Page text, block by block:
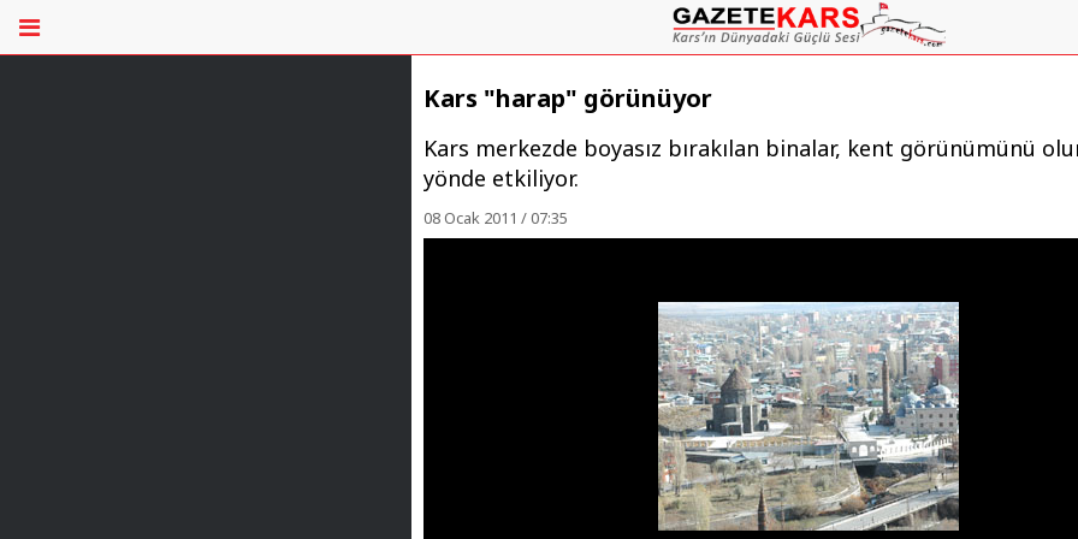
Kars "harap" görünüyor
Kars merkezde boyasız bırakılan binalar, kent görünümünü
yönde etkiliyor.
08 Ocak 2011 / 07:35